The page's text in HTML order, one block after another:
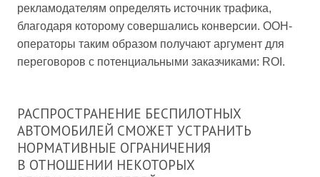
рекламодателям определять источник трафика,
благодаря которому совершались конверсии. OOH-
операторы таким образом получают аргумент для
переговоров с потенциальными заказчиками: ROI.
РАСПРОСТРАНЕНИЕ БЕСПИЛОТНЫХ
АВТОМОБИЛЕЙ СМОЖЕТ УСТРАНИТЬ
НОРМАТИВНЫЕ ОГРАНИЧЕНИЯ
В ОТНОШЕНИИ НЕКОТОРЫХ